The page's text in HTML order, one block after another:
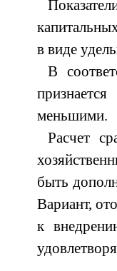
в виде
В
меньшими.
Расчет
быть
Вариант,
к